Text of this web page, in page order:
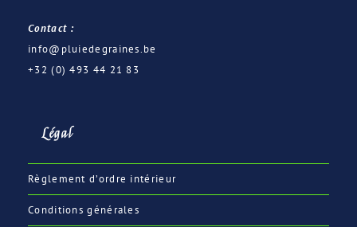
Contact :
info@pluiedegraines.be
+32 (0) 493 44 21 83
Légal
Règlement d’ordre intérieur
Conditions générales